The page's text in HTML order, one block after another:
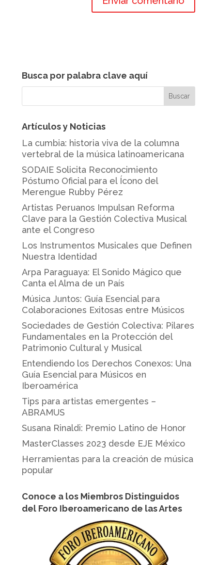
Busca por palabra clave aquí
Artículos y Noticias
La cumbia: historia viva de la columna
vertebral de la música latinoamericana
SODAIE Solicita Reconocimiento
Póstumo Oficial para el Ícono del
Merengue Rubby Pérez
Artistas Peruanos Impulsan Reforma
Clave para la Gestión Colectiva Musical
ante el Congreso
Los Instrumentos Musicales que Definen
Nuestra Identidad
Arpa Paraguaya: El Sonido Mágico que
Canta el Alma de un País
Música Juntos: Guía Esencial para
Colaboraciones Exitosas entre Músicos
Sociedades de Gestión Colectiva: Pilares
Fundamentales en la Protección del
Patrimonio Cultural y Musical
Entendiendo los Derechos Conexos: Una
Guía Esencial para Músicos en
Iberoamérica
Tips para artistas emergentes –
ABRAMUS
Susana Rinaldi: Premio Latino de Honor
MasterClasses 2023 desde EJE México
Herramientas para la creación de música
popular
Conoce a los Miembros Distinguidos
del Foro Iberoamericano de las Artes